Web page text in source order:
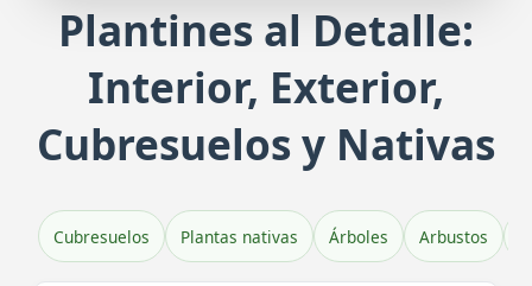
Plantines de Veronica
Belleza y color en tu jardín
Plantines al Detalle:
Interior, Exterior,
Cubresuelos y Nativas
Cubresuelos Plantas nativas Árboles Arbustos